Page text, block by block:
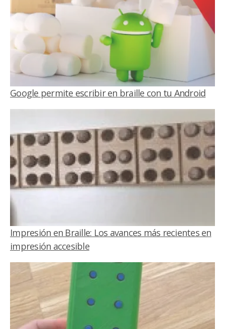
Google permite escribir en braille con tu Android
Impresión en Braille: Los avances más recientes en
impresión accesible